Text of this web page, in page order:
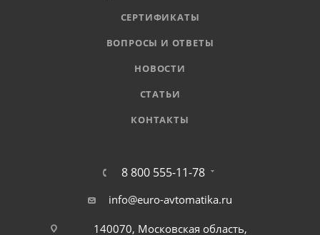
СЕРТИФИКАТЫ
ВОПРОСЫ И ОТВЕТЫ
НОВОСТИ
СТАТЬИ
КОНТАКТЫ
8 800 555-11-78
info@euro-avtomatika.ru
140070, Московская область,